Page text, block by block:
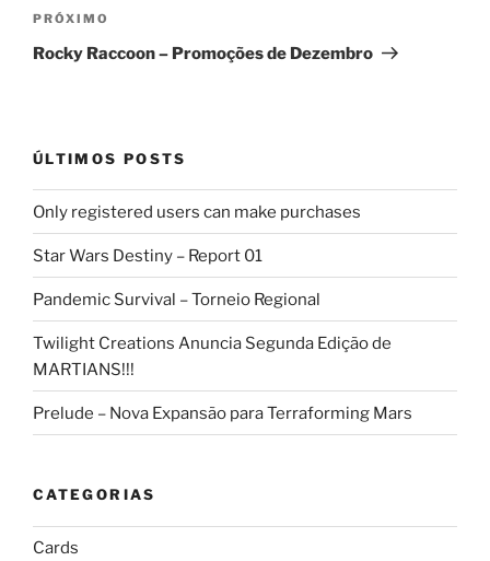
Próximo
post
PRÓXIMO
Rocky Raccoon – Promoções de Dezembro
ÚLTIMOS POSTS
Only registered users can make purchases
Star Wars Destiny – Report 01
Pandemic Survival – Torneio Regional
Twilight Creations Anuncia Segunda Edição de
MARTIANS!!!
Prelude – Nova Expansão para Terraforming Mars
CATEGORIAS
Cards